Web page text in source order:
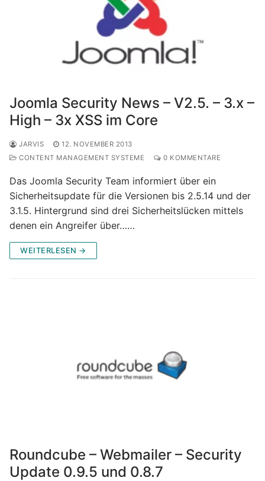
Joomla Security News – V2.5. – 3.x –
High – 3x XSS im Core
JARVIS
12. NOVEMBER 2013
CONTENT MANAGEMENT SYSTEME
0 KOMMENTARE
Das Joomla Security Team informiert über ein
Sicherheitsupdate für die Versionen bis 2.5.14 und der
3.1.5. Hintergrund sind drei Sicherheitslücken mittels
denen ein Angreifer über……
WEITERLESEN →
Roundcube – Webmailer – Security
Update 0.9.5 und 0.8.7